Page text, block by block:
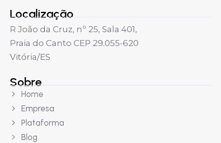
Localização
R João da Cruz, nº 25, Sala 401,
Praia do Canto CEP 29.055-620
Vitória/ES
Sobre
Home
Empresa
Plataforma
Blog